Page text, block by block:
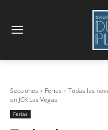
Secciones Ferias
Todas las
en JCK Las Vegas
Ferias